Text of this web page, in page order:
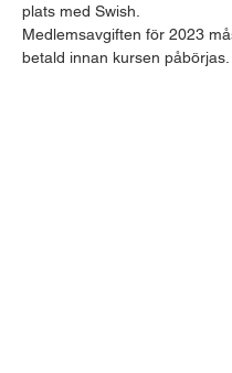
plats med Swish.
Medlemsavgiften för 2023
betald innan kursen påbörjas.